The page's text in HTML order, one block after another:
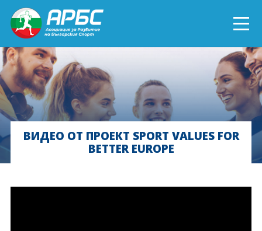
ENGLISH
СПОРТ БЛИЗО ДО ТЕБ
ТЕКУЩИ ПРОЕКТИ
ОНЛАЙН ОБУЧЕНИЯ
ВИДЕО ОТ ПРОЕКТ SPORT VALUES FOR
BETTER EUROPE